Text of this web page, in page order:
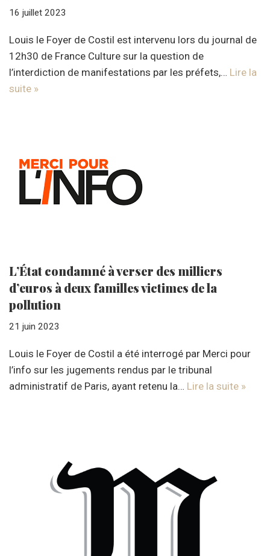
16 juillet 2023
Louis le Foyer de Costil est intervenu lors du journal de
12h30 de France Culture sur la question de
l’interdiction de manifestations par les préfets,… Lire la
suite »
L’État condamné à verser des milliers
d’euros à deux familles victimes de la
pollution
21 juin 2023
Louis le Foyer de Costil a été interrogé par Merci pour
l’info sur les jugements rendus par le tribunal
administratif de Paris, ayant retenu la… Lire la suite »